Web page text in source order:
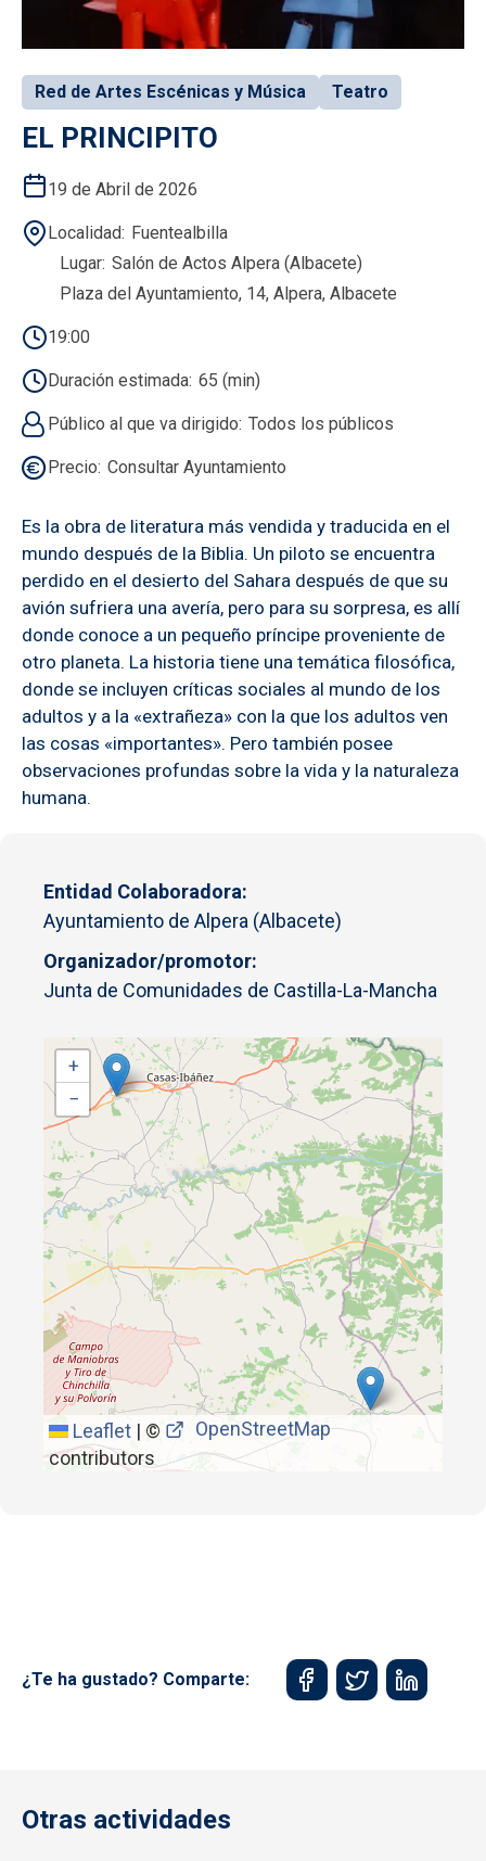
Red de Artes Escénicas y Música Teatro
EL PRINCIPITO
19 de Abril de 2026
Localidad Fuentealbilla
Lugar Salón de Actos Alpera (Albacete)
Plaza del Ayuntamiento, 14, Alpera, Albacete
19:00
Duración estimada 65 (min)
Público al que va dirigido Todos los públicos
Precio Consultar Ayuntamiento
Es la obra de literatura más vendida y traducida en el
mundo después de la Biblia. Un piloto se encuentra
perdido en el desierto del Sahara después de que su
avión sufriera una avería, pero para su sorpresa, es allí
donde conoce a un pequeño príncipe proveniente de
otro planeta. La historia tiene una temática filosófica,
donde se incluyen críticas sociales al mundo de los
adultos y a la «extrañeza» con la que los adultos ven
las cosas «importantes». Pero también posee
observaciones profundas sobre la vida y la naturaleza
humana.
Entidad Colaboradora
Ayuntamiento de Alpera (Albacete)
Organizador/promotor
Junta de Comunidades de Castilla-La-Mancha
+
−
Leaflet | ©
OpenStreetMap
contributors
¿Te ha gustado? Comparte:
Otras actividades